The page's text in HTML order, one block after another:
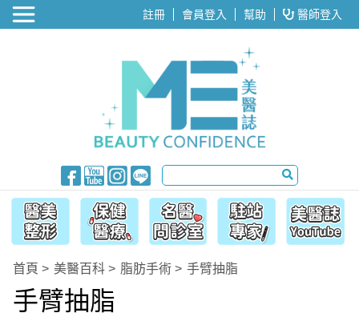
醫美整形 註冊 會員登入 幫助 醫師登入
首頁 美醫百科 脂肪手術 手臂抽脂
手臂抽脂